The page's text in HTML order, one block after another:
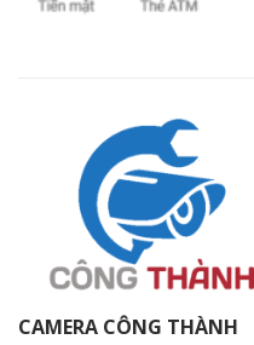
CAMERA CÔNG THÀNH